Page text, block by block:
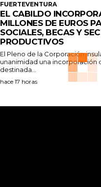
FUERTEVENTURA
EL CABILDO
MILLONES DE EUROS
SOCIALES, BECAS Y
PRODUCTIVOS
El Pleno de la Corporación
unanimidad una incorporación
destinada...
hace 17 horas